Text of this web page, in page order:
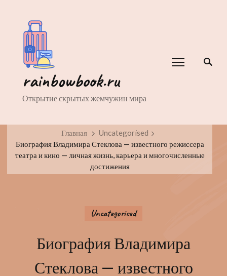
rainbowbook.ru
Открытие скрытых жемчужин мира
Главная
Uncategorised
Биография Владимира Стеклова — известного режиссера
театра и кино — личная жизнь, карьера и многочисленные
достижения
Uncategorised
Биография Владимира
Стеклова — известного